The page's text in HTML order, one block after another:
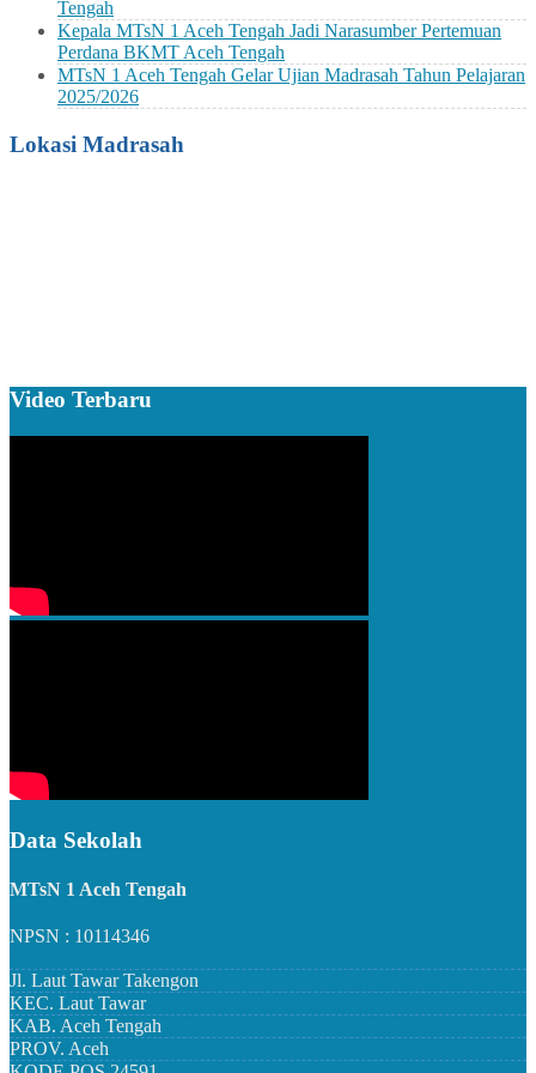
Tengah
Kepala MTsN 1 Aceh Tengah Jadi Narasumber Pertemuan
Perdana BKMT Aceh Tengah
MTsN 1 Aceh Tengah Gelar Ujian Madrasah Tahun Pelajaran
2025/2026
Lokasi Madrasah
Video Terbaru
Data Sekolah
MTsN 1 Aceh Tengah
NPSN : 10114346
Jl. Laut Tawar Takengon
KEC. Laut Tawar
KAB. Aceh Tengah
PROV. Aceh